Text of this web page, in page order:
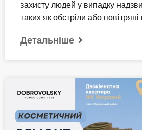
захисту людей у випадку
таких як обстріли або
Детальніше